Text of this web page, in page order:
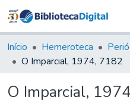
&
Início Hemeroteca
O Imparcial, 1974, 7182
O Imparcial,